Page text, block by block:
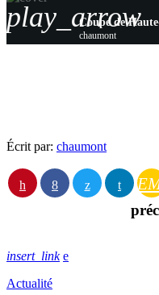
play_arrow
chaumont
Écrit par: chaumont
insert_link
Actualité